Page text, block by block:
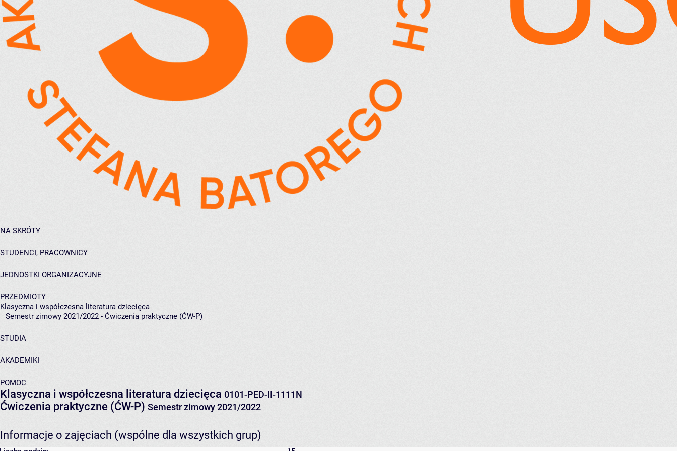
NA SKRÓTY
STUDENCI, PRACOWNICY
JEDNOSTKI ORGANIZACYJNE
PRZEDMIOTY
Klasyczna i współczesna literatura dziecięca
Semestr zimowy 2021/2022 - Ćwiczenia praktyczne (ĆW-P)
STUDIA
AKADEMIKI
POMOC
Klasyczna i współczesna literatura dziecięca 0101-PED-II-1111N
Ćwiczenia praktyczne (ĆW-P) Semestr zimowy 2021/2022
Informacje o zajęciach (wspólne dla wszystkich grup)